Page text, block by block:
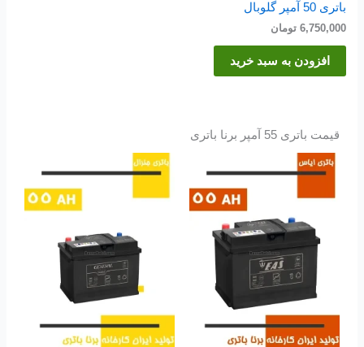
باتری 50 آمپر گلوبال
6,750,000 تومان
افزودن به سبد خرید
قیمت باتری 55 آمپر برنا باتری